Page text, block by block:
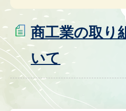
商工業の取り
いて